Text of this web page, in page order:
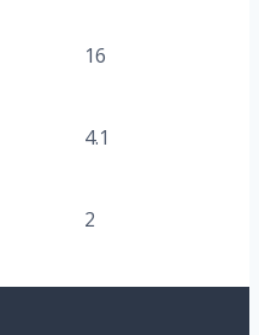
16
4.1
2